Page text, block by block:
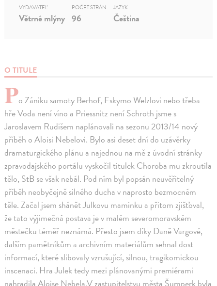
O TITULE
Po Zániku samoty Berhof, Eskymo Welzlovi nebo třeba
hře Voda není víno a Priessnitz není Schroth jsme s
Jaroslavem Rudišem naplánovali na sezonu 2013/14 nový
příběh o Aloisi Nebelovi. Bylo asi deset dní do uzávěrky
dramaturgického plánu a najednou na mě z úvodní stránky
zpravodajského portálu vyskočil titulek Choroba mu zkroutila
tělo, StB se však nebál. Pod ním byl popsán neuvěřitelný
příběh neobyčejně silného ducha v naprosto bezmocném
těle. Začal jsem shánět Julkovu maminku a přitom zjišťoval,
že tato výjimečná postava je v malém severomoravském
městečku téměř neznámá. Přesto jsem díky Daně Vargové,
dalším pamětníkům a archivním materiálům sehnal dost
informací, které slibovaly vzrušující, silnou, tragikomickou
inscenaci. Hra Julek tedy mezi plánovanými premiérami
nahradila Aloise Nebela.V zastupitelstvu města Šumperk byla
VYDAVATEĽ
Větrné mlýny
POČET STRÁN
96
JAZYK
Čeština